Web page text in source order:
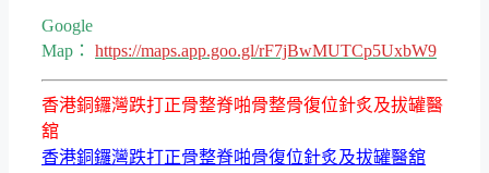
Google
Map： https://maps.app.goo.gl/rF7jBwMUTCp5UxbW9
香港銅鑼灣跌打正骨整脊啪骨整骨復位針炙及拔罐醫
舘
香港銅鑼灣跌打正骨整脊啪骨復位針炙及拔罐醫舘